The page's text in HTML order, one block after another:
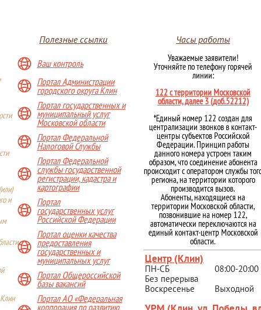
и
Полезные ссылки
Ваш контроль
Портал Администрации
городского округа Клин
Портал государственных и
муниципальный услуг
Московской области
Портал Федеральной
Налоговой Службы
Портал Федеральной
службы государственной
регистрации, кадастра и
картографии
Портал
государственных услуг
Российской Федерации
Портал оценки качества
предоставления
государственных и
муниципальных услуг
Портал Общероссийской
базы вакансий
Портал АО «Федеральная
Часы работы
Уважаемые заявители!
Уточняйте по телефону горячей
линии:
122 с территории Московской
области, далее 3 (доб.52212)
*Единый номер 122 создан для
централизации звонков в контакт-
центры субъектов Российской
Федерации. Принцип работы
данного номера устроен таким
образом, что соединение абонента
происходит с оператором службы
региона, на территории которого
производится вызов.
Абоненты, находящиеся на
территории Московской области,
позвонившие на номер 122,
автоматически переключаются на
единый контакт-центр Московской
области.
Центр (Клин)
ПН-СБ
08:00-20:00
Без перерыва
Воскресенье
Выходной